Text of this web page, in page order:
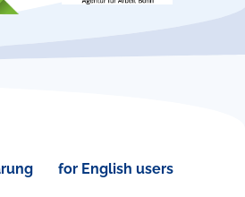
for English users